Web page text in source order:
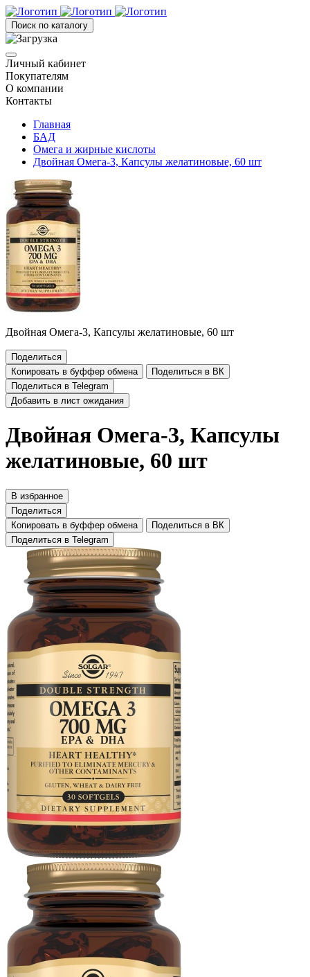
Поиск по каталогу
Личный кабинет
Покупателям
О компании
Контакты
Главная
БАД
Омега и жирные кислоты
Двойная Омега-3, Капсулы желатиновые, 60 шт
Двойная Омега-3, Капсулы желатиновые, 60 шт
Поделиться
Копировать в буффер обмена
Поделиться в ВК
Поделиться в Telegram
Добавить в лист ожидания
Двойная Омега-3, Капсулы
желатиновые, 60 шт
В избранное
Поделиться
Копировать в буффер обмена
Поделиться в ВК
Поделиться в Telegram